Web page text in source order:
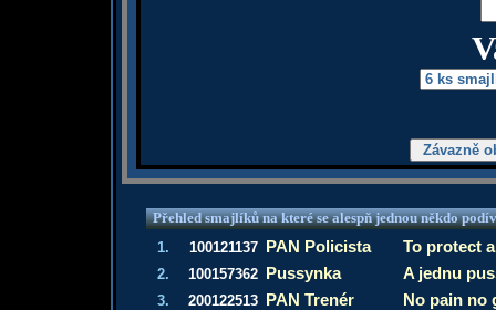
Přehled smajlíků na které se alespň jednou někdo
1.
100121137 PAN Policista To protect
2. 100157362 Pussynka A jednu
3. 200122513 PAN Trenér No pain no